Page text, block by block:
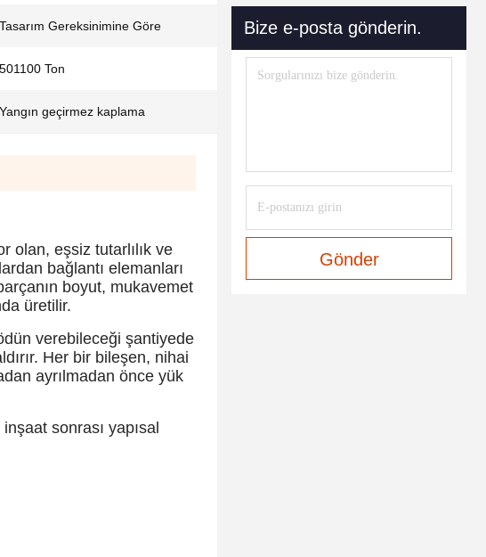
Tasarım Gereksinimine Göre
501100 Ton
Yangın geçirmez kaplama
olan, eşsiz tutarlılık ve
bağlantı elemanları
boyut, mukavemet
üretilir.
verebileceği şantiyede
Her bir bileşen, nihai
ayrılmadan önce yük
sonrası yapısal
Bize e-posta gönderin.
Gönder